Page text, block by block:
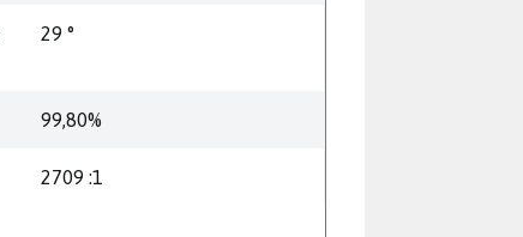
29 °
99,80%
2709 :1